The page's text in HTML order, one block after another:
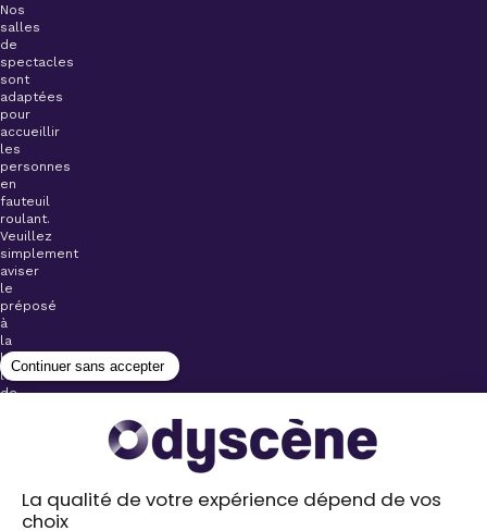
Nos
salles
de
spectacles
sont
adaptées
pour
accueillir
les
personnes
en
fauteuil
roulant.
Veuillez
simplement
aviser
le
préposé
à
la
billetterie
lors
de
Stationnements